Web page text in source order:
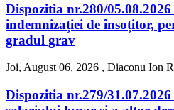
Dispozitia nr.280/
indemnizației de însoțitor,
gradul grav
Joi, August 06, 2026 , Diaconu Ion
Dispozitia nr.279/